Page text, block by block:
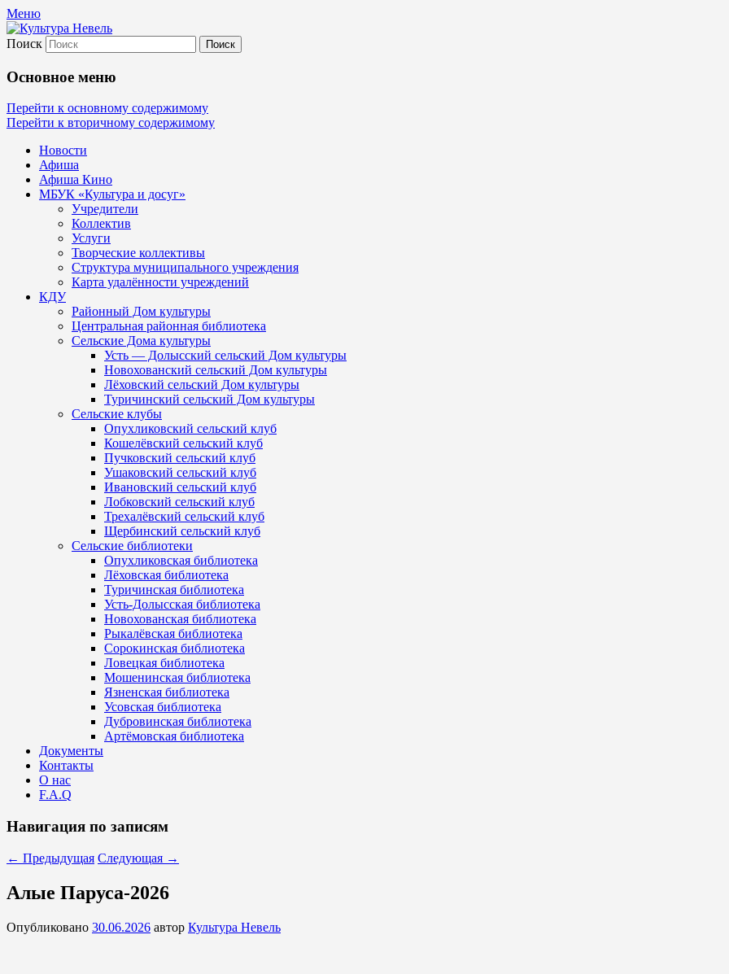
Меню
Культура Невель
МБУК Невельского района "Культура и досуг"
Поиск
Основное меню
Перейти к основному содержимому
Перейти к вторичному содержимому
Новости
Афиша
Афиша Кино
МБУК «Культура и досуг»
Учредители
Коллектив
Услуги
Творческие коллективы
Структура муниципального учреждения
Карта удалённости учреждений
КДУ
Районный Дом культуры
Центральная районная библиотека
Сельские Дома культуры
Усть — Долысский сельский Дом культуры
Новохованский сельский Дом культуры
Лёховский сельский Дом культуры
Туричинский сельский Дом культуры
Сельские клубы
Опухликовский сельский клуб
Кошелёвский сельский клуб
Пучковский сельский клуб
Ушаковский сельский клуб
Ивановский сельский клуб
Лобковский сельский клуб
Трехалёвский сельский клуб
Щербинский сельский клуб
Сельские библиотеки
Опухликовская библиотека
Лёховская библиотека
Туричинская библиотека
Усть-Долысская библиотека
Новохованская библиотека
Рыкалёвская библиотека
Сорокинская библиотека
Ловецкая библиотека
Мошенинская библиотека
Язненская библиотека
Усовская библиотека
Дубровинская библиотека
Артёмовская библиотека
Документы
Контакты
О нас
F.A.Q
Навигация по записям
← Предыдущая Следующая →
Алые Паруса-2026
Опубликовано 30.06.2026 автор Культура Невель